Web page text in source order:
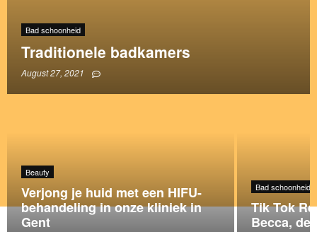
Bad schoonheid
Traditionele badkamers
August 27, 2021
Beauty
Verjong je huid met een HIFU-
behandeling in onze kliniek in
Gent
Bad schoonheid
Tik Tok
Becca,